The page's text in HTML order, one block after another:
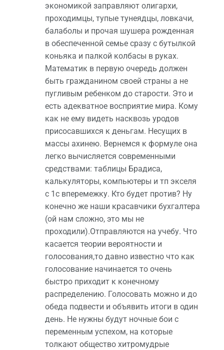
экономикой заправляют олигархи,
проходимцы, тупые тунеядцы, ловкачи,
балаболы и прочая шушера рожденная
в обеспеченной семье сразу с бутылкой
коньяка и палкой колбасы в руках.
Математик в первую очередь должен
быть гражданином своей страны а не
пугливым ребенком до старости. Это и
есть адекватное восприятие мира. Кому
как не ему видеть насквозь уродов
присосавшихся к деньгам. Несущих в
массы ахинею. Вернемся к формуле она
легко вычисляется современными
средствами: таблицы Брадиса,
калькуляторы, компьютеры и тп экселя
с 1с вперемежку. Кто будет против? Ну
конечно же наши красавчики бухгалтера
(ой нам сложно, это мы не
проходили).Отправляются на учебу. Что
касается теории вероятности и
голосования,то давно известно что как
голосование начинается то очень
быстро приходит к конечному
распределению. Голосовать можно и до
обеда подвести и объявить итоги в один
день. Не нужны будут ночные бои с
переменным успехом, на которые
толкают общество хитромудрые